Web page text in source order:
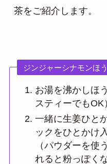
茶をご紹介します。
ジンジャーシナモンほ
お湯を沸かしほ
スティーでもOK
一緒に生姜ひと
ックをひとかけ
（パウダーを使
れると粉っぽく